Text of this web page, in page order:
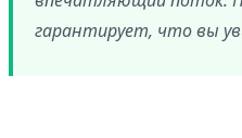
гарантирует, что вы